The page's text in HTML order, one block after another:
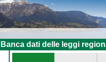
Banca dati delle leggi